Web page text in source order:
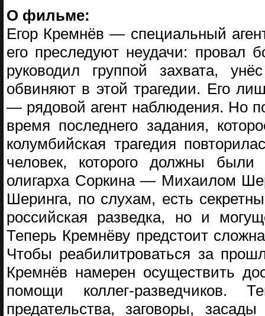
О фильме:
Егор Кремнёв — специальный
его преследуют неудачи: провал
руководил группой захвата,
обвиняют в этой трагедии. Его
— рядовой агент наблюдения. Но
время последнего задания,
колумбийская трагедия
человек, которого должны были
олигарха Соркина — Михаилом
Шеринга, по слухам, есть
российская разведка, но и
Теперь Кремнёву предстоит
Чтобы реабилитроваться за
Кремнёв намерен осуществить
помощи коллег-
предательства, заговоры,